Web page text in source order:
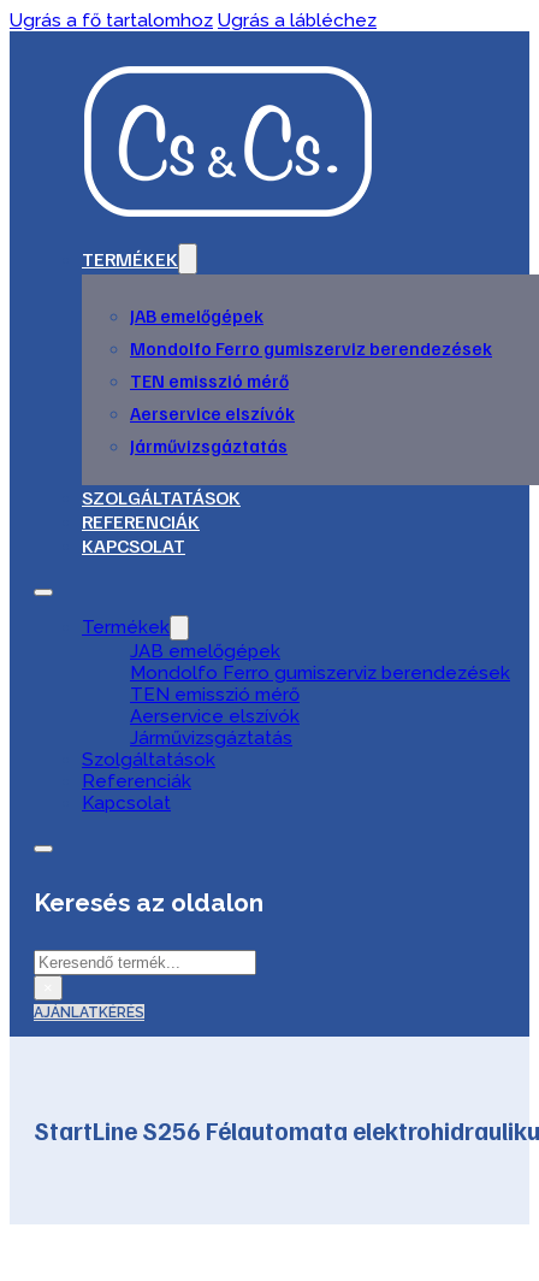
Ugrás a fő tartalomhoz Ugrás a lábléchez
TERMÉKEK
JAB emelőgépek
Mondolfo Ferro gumiszerviz berendezések
TEN emisszió mérő
Aerservice elszívók
Járművizsgáztatás
SZOLGÁLTATÁSOK
REFERENCIÁK
KAPCSOLAT
Termékek
JAB emelőgépek
Mondolfo Ferro gumiszerviz berendezések
TEN emisszió mérő
Aerservice elszívók
Járművizsgáztatás
Szolgáltatások
Referenciák
Kapcsolat
Keresés az oldalon
Keresés
AJÁNLATKÉRÉS
StartLine S256 Félautomata